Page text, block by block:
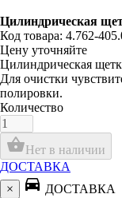
Цилиндрическая
Код товара: 4.762-
Цену уточняйте
Цилиндрическая
Для очистки
полировки.
Количество
shopping_basketНет в наличии
ДОСТАВКА
×
directions_car ДОСТАВКА